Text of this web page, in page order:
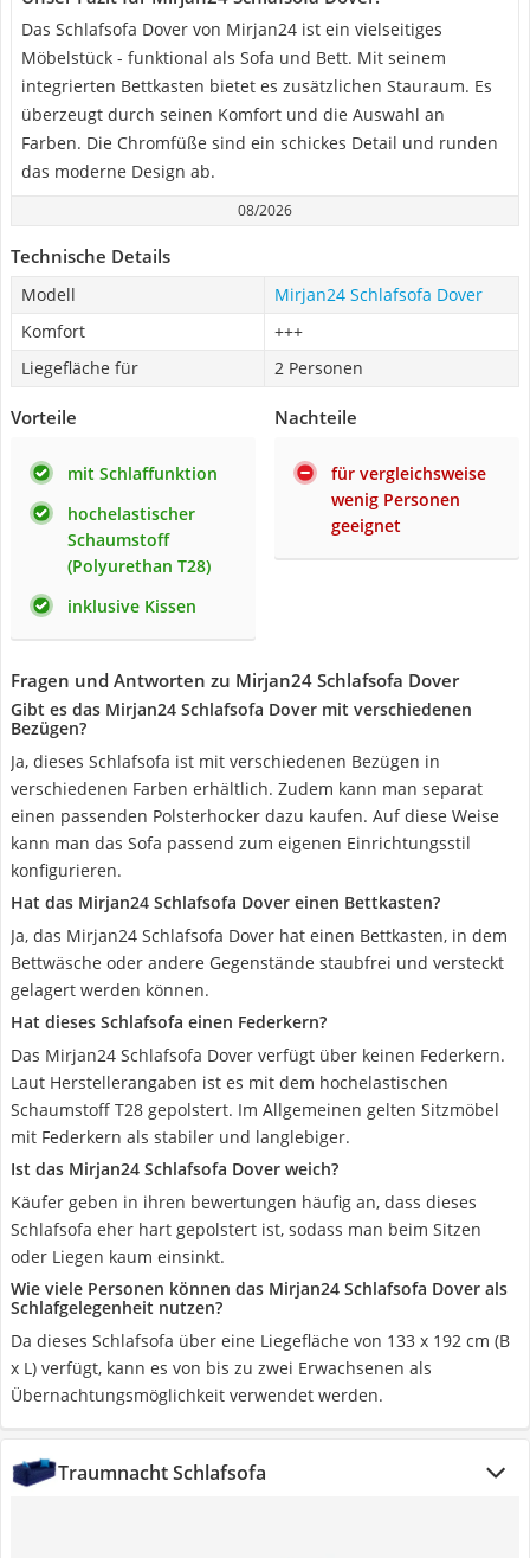
Das Schlafsofa Dover von Mirjan24 ist ein vielseitiges
Möbelstück - funktional als Sofa und Bett. Mit seinem
integrierten Bettkasten bietet es zusätzlichen Stauraum. Es
überzeugt durch seinen Komfort und die Auswahl an
Farben. Die Chromfüße sind ein schickes Detail und runden
das moderne Design ab.
08/2026
Technische Details
Modell
Mirjan24 Schlafsofa Dover
Komfort
+++
Liegefläche für
2 Personen
Vorteile
mit Schlaffunktion
hochelastischer
Schaumstoff
(Polyurethan T28)
inklusive Kissen
Nachteile
für vergleichsweise
wenig Personen
geeignet
Fragen und Antworten zu Mirjan24 Schlafsofa Dover
Gibt es das Mirjan24 Schlafsofa Dover mit verschiedenen
Bezügen?
Ja, dieses Schlafsofa ist mit verschiedenen Bezügen in
verschiedenen Farben erhältlich. Zudem kann man separat
einen passenden Polsterhocker dazu kaufen. Auf diese Weise
kann man das Sofa passend zum eigenen Einrichtungsstil
konfigurieren.
Hat das Mirjan24 Schlafsofa Dover einen Bettkasten?
Ja, das Mirjan24 Schlafsofa Dover hat einen Bettkasten, in dem
Bettwäsche oder andere Gegenstände staubfrei und versteckt
gelagert werden können.
Hat dieses Schlafsofa einen Federkern?
Das Mirjan24 Schlafsofa Dover verfügt über keinen Federkern.
Laut Herstellerangaben ist es mit dem hochelastischen
Schaumstoff T28 gepolstert. Im Allgemeinen gelten Sitzmöbel
mit Federkern als stabiler und langlebiger.
Ist das Mirjan24 Schlafsofa Dover weich?
Käufer geben in ihren bewertungen häufig an, dass dieses
Schlafsofa eher hart gepolstert ist, sodass man beim Sitzen
oder Liegen kaum einsinkt.
Wie viele Personen können das Mirjan24 Schlafsofa Dover als
Schlafgelegenheit nutzen?
Da dieses Schlafsofa über eine Liegefläche von 133 x 192 cm (B
x L) verfügt, kann es von bis zu zwei Erwachsenen als
Übernachtungsmöglichkeit verwendet werden.
Traumnacht Schlafsofa